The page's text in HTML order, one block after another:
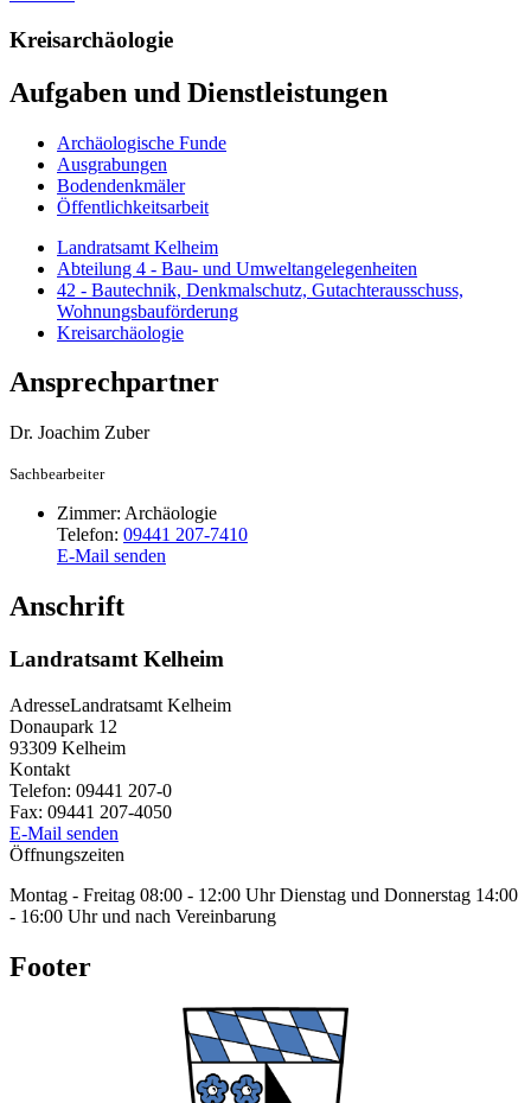
Kreisarchäologie
Aufgaben und Dienstleistungen
Archäologische Funde
Ausgrabungen
Bodendenkmäler
Öffentlichkeitsarbeit
Landratsamt Kelheim
Abteilung 4 - Bau- und Umweltangelegenheiten
42 - Bautechnik, Denkmalschutz, Gutachterausschuss,
Wohnungsbauförderung
Kreisarchäologie
Ansprechpartner
Dr. Joachim Zuber
Sachbearbeiter
Zimmer: Archäologie
Telefon: 09441 207-7410
E-Mail senden
Anschrift
Landratsamt Kelheim
AdresseLandratsamt Kelheim
Donaupark 12
93309 Kelheim
Kontakt
Telefon: 09441 207-0
Fax: 09441 207-4050
E-Mail senden
Öffnungszeiten
Montag - Freitag 08:00 - 12:00 Uhr Dienstag und Donnerstag 14:00
- 16:00 Uhr und nach Vereinbarung
Footer